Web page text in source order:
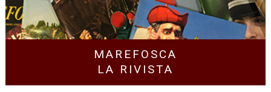
MAREFOSCA
LA RIVISTA